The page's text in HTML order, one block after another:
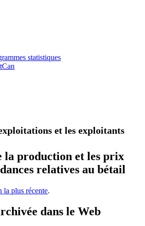
statistiques
et les exploitants
la production et les prix
relatives au bétail
la plus récente.
dans le Web